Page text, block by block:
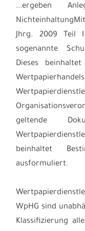
...ergeben
Jhrg. 2009 Teil
sogenannte
Dieses
geltende
beinhaltet
ausformuliert.
WpHG sind
Klassifizierung